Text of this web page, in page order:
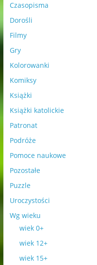
Czasopisma
Dorośli
Filmy
Gry
Kolorowanki
Komiksy
Książki
Książki katolickie
Patronat
Podróże
Pomoce naukowe
Pozostałe
Puzzle
Uroczystości
Wg wieku
wiek 0+
wiek 12+
wiek 15+